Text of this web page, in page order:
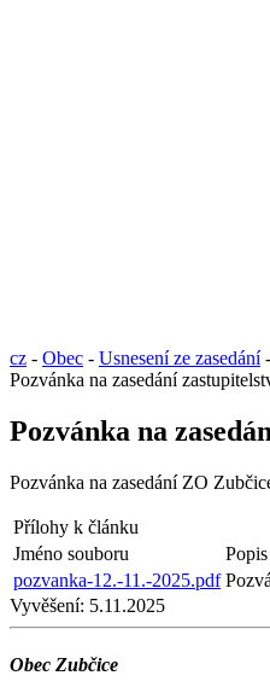
cz - Obec - Usnesení ze zasedání-
Pozvánka na zasedání
Pozvánka na
Pozvánka na zasedání ZO
Přílohy k článku
Jméno souboru
Popis
pozvanka-12.-11.-2025.pdf
Vyvěšení: 5.11.2025
Obec Zubčice